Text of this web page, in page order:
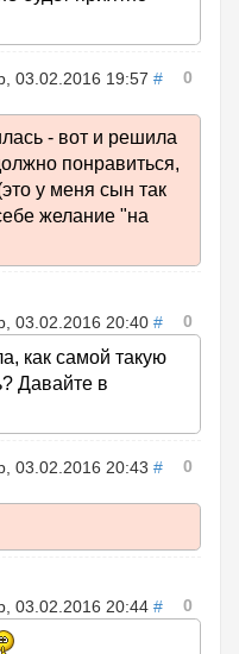
03.02.2016 19:57 # 0
- вот и решила
понравиться,
у меня сын так
желание "на
03.02.2016 20:40 # 0
как самой такую
Давайте в
03.02.2016 20:43 # 0
03.02.2016 20:44 # 0